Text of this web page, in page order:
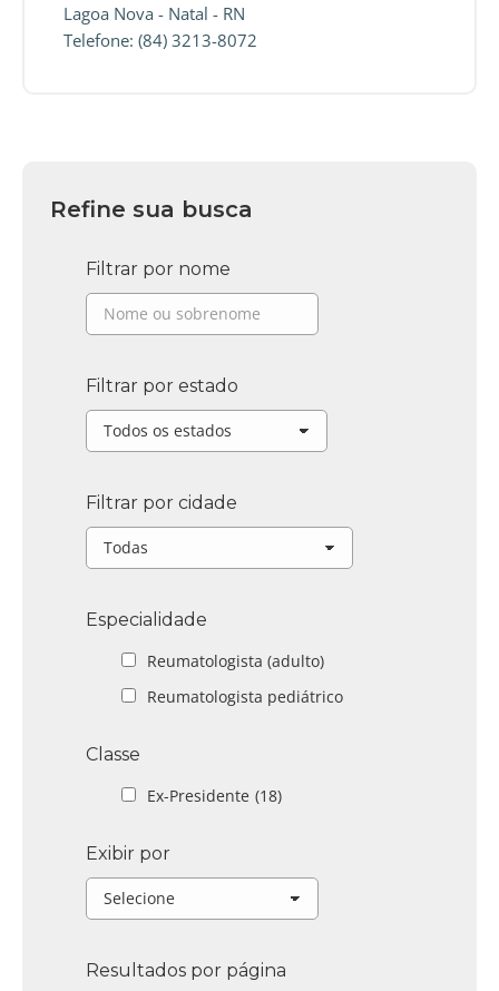
Lagoa Nova - Natal - RN
Telefone: (84) 3213-8072
Refine sua busca
Filtrar por nome
Filtrar por estado
Filtrar por cidade
Especialidade
Reumatologista (adulto)
Reumatologista pediátrico
Classe
Ex-Presidente (18)
Exibir por
Resultados por página